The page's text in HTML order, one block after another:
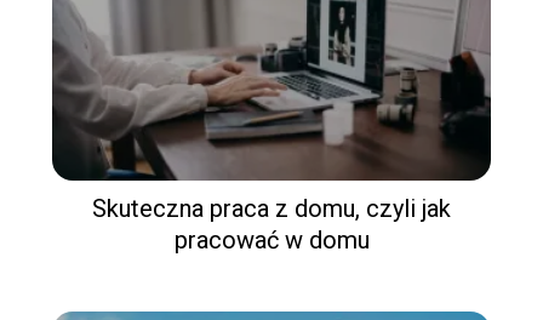
Skuteczna praca z domu, czyli jak
pracować w domu